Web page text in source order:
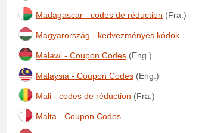
Madagascar - codes de réduction (Fra.)
Magyarország - kedvezményes kódok
Malawi - Coupon Codes (Eng.)
Malaysia - Coupon Codes (Eng.)
Mali - codes de réduction (Fra.)
Malta - Coupon Codes